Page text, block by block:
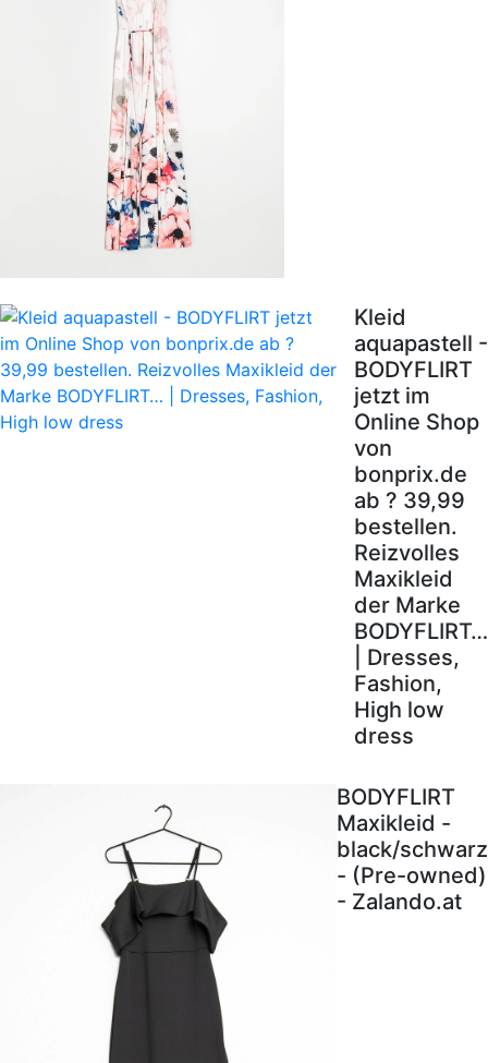
Kleid
aquapastell -
BODYFLIRT
jetzt im
Online Shop
von
bonprix.de
ab ? 39,99
bestellen.
Reizvolles
Maxikleid
der Marke
BODYFLIRT…
| Dresses,
Fashion,
High low
dress
BODYFLIRT
Maxikleid -
black/schwarz
- (Pre-owned)
- Zalando.at